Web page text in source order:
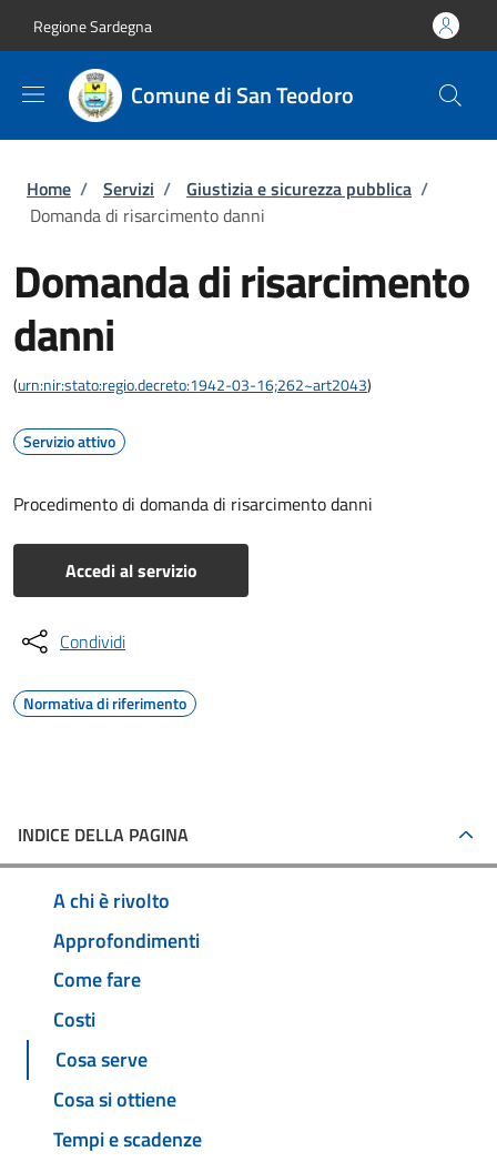
Regione Sardegna
Comune di San Teodoro
Briciole di pane
Home / Servizi / Giustizia e sicurezza pubblica /
Domanda di risarcimento danni
Domanda di risarcimento
danni
(urn:nir:stato:regio.decreto:1942-03-16;262~art2043)
Servizio attivo
Procedimento di domanda di risarcimento danni
Accedi al servizio
Condividi
Normativa di riferimento
INDICE DELLA PAGINA
A chi è rivolto
Approfondimenti
Come fare
Costi
Cosa serve
Cosa si ottiene
Tempi e scadenze